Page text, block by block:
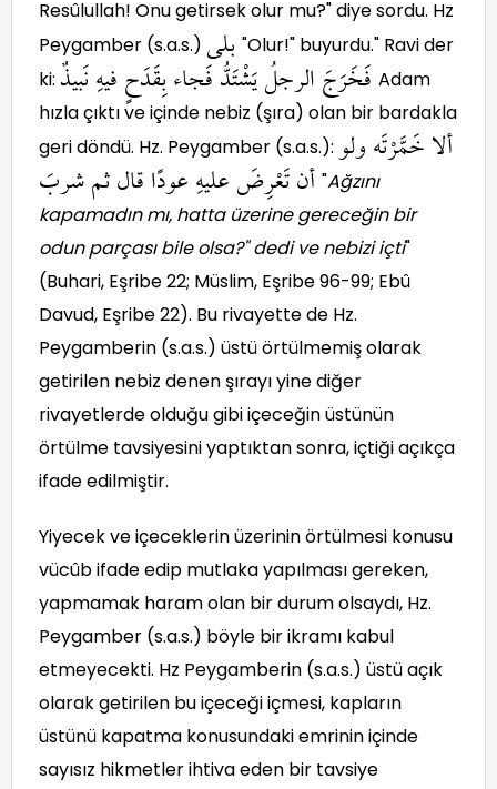
Resûlullah! Onu getirsek olur mu?" diye sordu. Hz
Peygamber (s.a.s.)
"Olur!" buyurdu." Ravi der
ki:
Adam
hızla çıktı ve içinde nebiz (şıra) olan bir bardakla
geri döndü. Hz. Peygamber (s.a.s.): ألا خَمَّرْتَه ولو
"Ağzını
kapamadın mı, hatta üzerine gereceğin bir
odun parçası bile olsa?" dedi ve nebizi içti"
(Buhari, Eşribe 22; Müslim, Eşribe 96-99; Ebû
Davud, Eşribe 22). Bu rivayette de Hz.
Peygamberin (s.a.s.) üstü örtülmemiş olarak
getirilen nebiz denen şırayı yine diğer
rivayetlerde olduğu gibi içeceğin üstünün
örtülme tavsiyesini yaptıktan sonra, içtiği açıkça
ifade edilmiştir.
Yiyecek ve içeceklerin üzerinin örtülmesi konusu
vücûb ifade edip mutlaka yapılması gereken,
yapmamak haram olan bir durum olsaydı, Hz.
Peygamber (s.a.s.) böyle bir ikramı kabul
etmeyecekti. Hz Peygamberin (s.a.s.) üstü açık
olarak getirilen bu içeceği içmesi, kapların
üstünü kapatma konusundaki emrinin içinde
sayısız hikmetler ihtiva eden bir tavsiye